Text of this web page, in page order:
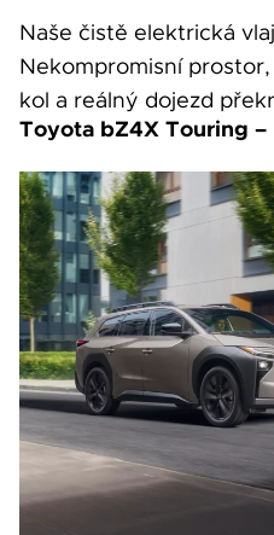
Naše čistě elektrická
Nekompromisní
kol a reálný dojezd
Toyota bZ4X Touring